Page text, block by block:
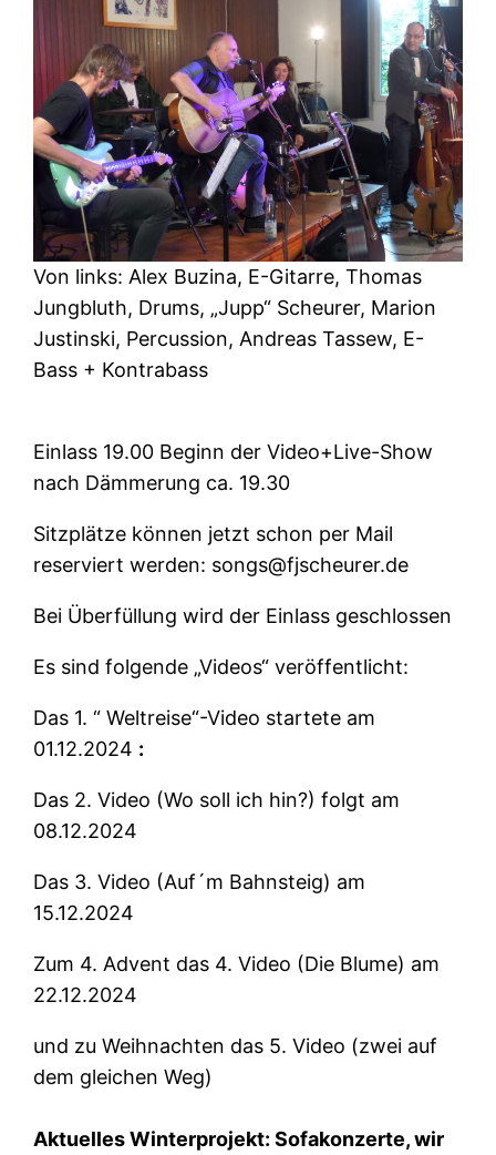
Von links: Alex Buzina, E-Gitarre, Thomas
Jungbluth, Drums, „Jupp“ Scheurer, Marion
Justinski, Percussion, Andreas Tassew, E-
Bass + Kontrabass
Einlass 19.00 Beginn der Video+Live-Show
nach Dämmerung ca. 19.30
Sitzplätze können jetzt schon per Mail
reserviert werden: songs@fjscheurer.de
Bei Überfüllung wird der Einlass geschlossen
Es sind folgende „Videos“ veröffentlicht:
Das 1. “ Weltreise“-Video startete am
01.12.2024 :
Das 2. Video (Wo soll ich hin?) folgt am
08.12.2024
Das 3. Video (Auf´m Bahnsteig) am
15.12.2024
Zum 4. Advent das 4. Video (Die Blume) am
22.12.2024
und zu Weihnachten das 5. Video (zwei auf
dem gleichen Weg)
Aktuelles Winterprojekt: Sofakonzerte, wir